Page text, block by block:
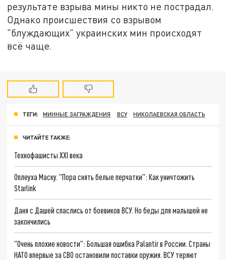
результате взрыва мины никто не пострадал.
Однако происшествия со взрывом
"блуждающих" украинских мин происходят
всё чаще.
ТЕГИ: МИННЫЕ ЗАГРАЖДЕНИЯ ВСУ НИКОЛАЕВСКАЯ ОБЛАСТЬ
ЧИТАЙТЕ ТАКЖЕ:
Технофашисты XXI века
Оплеуха Маску. "Пора снять белые перчатки": Как уничтожить
Starlink
Даня с Дашей спаслись от боевиков ВСУ. Но беды для малышей не
закончились
"Очень плохие новости": Большая ошибка Palantir в России. Страны
НАТО впервые за СВО остановили поставки оружия. ВСУ теряют